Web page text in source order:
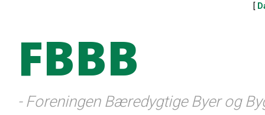
[
FBBB
- Foreningen Bæredygtige Byer og